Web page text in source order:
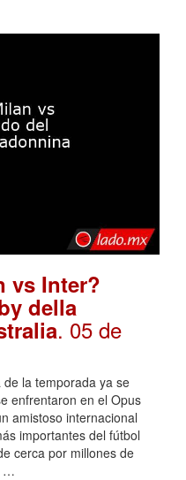
vs Inter?
della
. 05 de
la temporada ya se
enfrentaron en el Opus
amistoso internacional
importantes del fútbol
cerca por millones de
…